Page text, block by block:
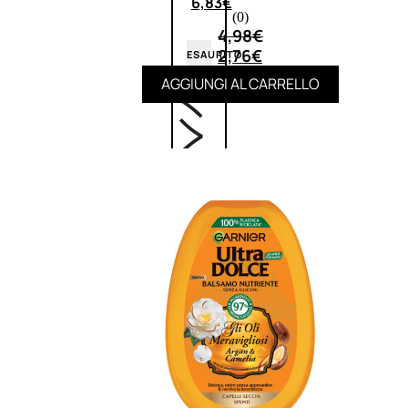
ESAURITO
ACCESSORI
Pennelli Viso
Pennelli Occhi
Pennelli Labbra
Accessori Make Up
Accessori Occhi
Ciglia Finte
Pinzette
Temperamatite
(0)
4,98€
2,76€
AGGIUNGI AL CARRELLO